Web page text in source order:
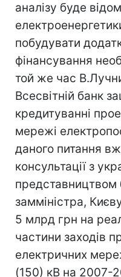
аналізу буде
побудувати
фінансування
той же час
Всесвітній банк
кредитуванні
мережі
даного питання
консультації з
представництвом
замміністра,
5 млрд грн на
частини заходів
електричних
(150) кВ на 2007-